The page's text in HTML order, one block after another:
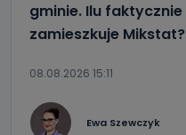
gminie. Ilu
zamieszkuje Mikstat?
08.08.2026 15:11
Ewa Szewczyk